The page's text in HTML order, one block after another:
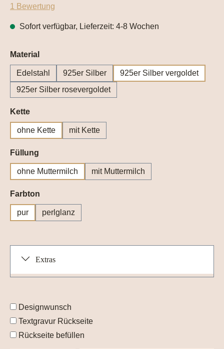
Durchschnittliche Bewertung von 5 von 5 Sternen
1 Bewertung
Sofort verfügbar, Lieferzeit: 4-8 Wochen
Materialauswählen
Edelstahl 925er Silber
925er Silber vergoldet
925er Silber rosevergoldet
Ketteauswählen
ohne Kette mit Kette
Füllung
ohne Muttermilch mit Muttermilch
Farbton
pur perlglanz
Extras
Designwunsch
Textgravur Rückseite
Rückseite befüllen